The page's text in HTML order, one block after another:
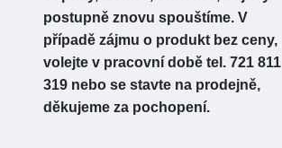
postupně znovu spouštíme. V
případě zájmu o produkt bez ceny,
volejte v pracovní době tel. 721 811
319 nebo se stavte na prodejně,
děkujeme za pochopení.